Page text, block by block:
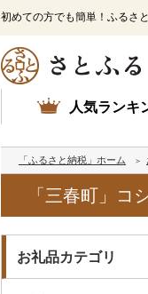
初めての方でも簡単！ふるさ
人気ランキ
「ふるさと納税」ホーム
「三春町」コ
お礼品カテゴリ